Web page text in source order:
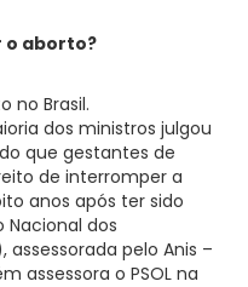
o aborto?
no Brasil.
dos ministros julgou
que gestantes de
de interromper a
anos após ter sido
dos
assessorada pelo Anis –
assessora o PSOL na